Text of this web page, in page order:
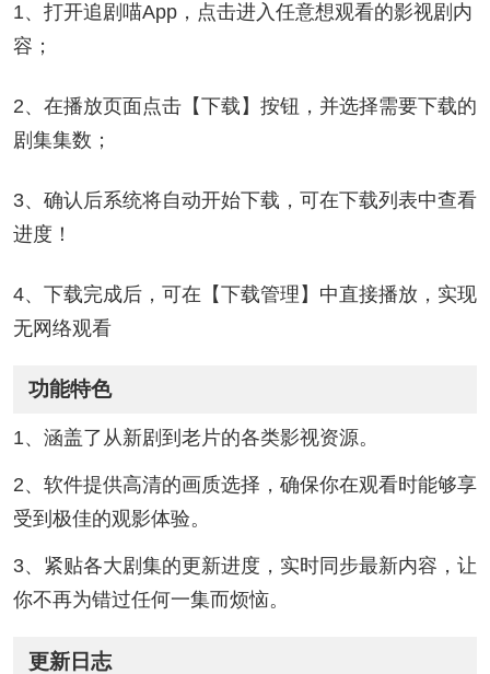
1、打开追剧喵App，点击进入任意想观看的影视剧内
容；
2、在播放页面点击【下载】按钮，并选择需要下载的
剧集集数；
3、确认后系统将自动开始下载，可在下载列表中查看
进度！
4、下载完成后，可在【下载管理】中直接播放，实现
无网络观看
功能特色
1、涵盖了从新剧到老片的各类影视资源。
2、软件提供高清的画质选择，确保你在观看时能够享
受到极佳的观影体验。
3、紧贴各大剧集的更新进度，实时同步最新内容，让
你不再为错过任何一集而烦恼。
更新日志